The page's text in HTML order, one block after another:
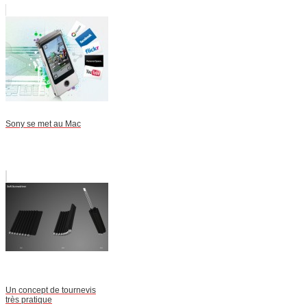
Sony se met au Mac
Un concept de tournevis
très pratique